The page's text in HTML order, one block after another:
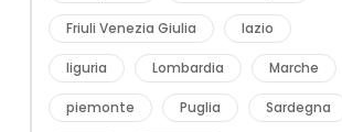
Friuli Venezia Giulia lazio
liguria Lombardia Marche
piemonte Puglia Sardegna